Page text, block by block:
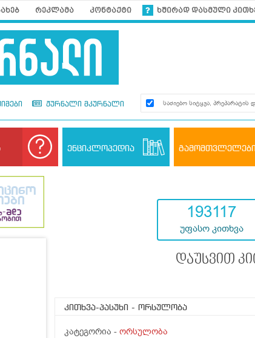
რეკლამა კონტაქტი ხშირად დასმული
ჟურნალი მკურნალი
ენციკლოპედია გამომთვლელები
193117
უფასო კითხვა
დაუსვით
კითხვა-პასუხი - ორსულობა
კატეგორია - ორსულობა